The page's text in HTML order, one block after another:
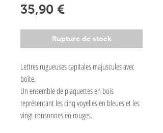
35,90 €
Rupture de stock
Lettres rugueuses capitales majuscules avec
boîte.
Un ensemble de plaquettes en bois
représentant les cinq voyelles en bleues et les
vingt consonnes en rouges.